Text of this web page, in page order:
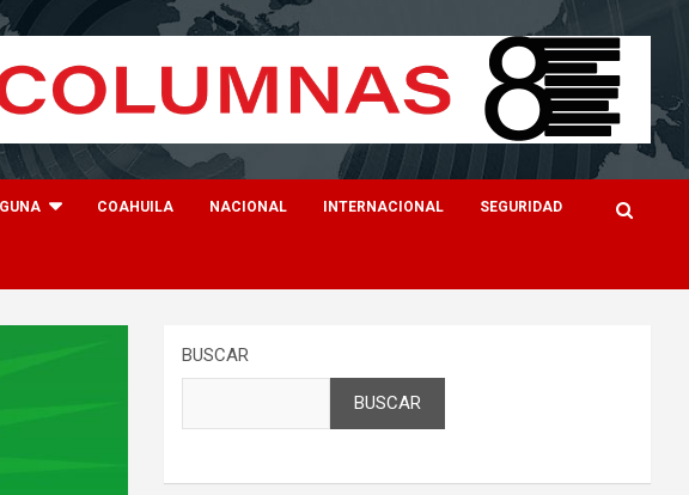
COAHUILA NACIONAL INTERNACIONAL SEGURIDAD
BUSCAR
BUSCAR